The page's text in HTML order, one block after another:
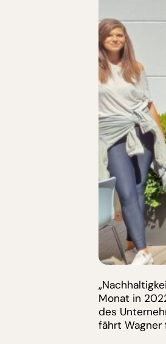
Monat in
des
fährt Wagner